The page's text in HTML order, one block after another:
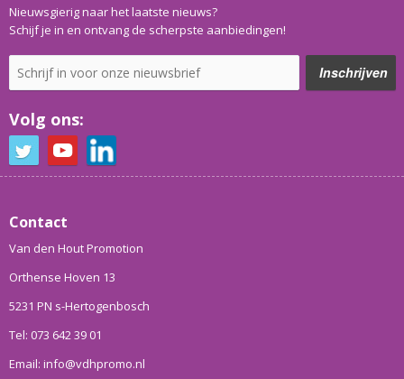
Nieuwsgierig naar het laatste nieuws?
Schijf je in en ontvang de scherpste aanbiedingen!
Volg ons:
Contact
Van den Hout Promotion
Orthense Hoven 13
5231 PN s-Hertogenbosch
Tel: 073 642 39 01
Email: info@vdhpromo.nl